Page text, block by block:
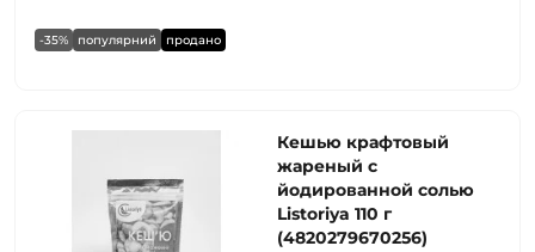
-35% популярний продано
Кешью крафтовый
жареный с
йодированной солью
Listoriya 110 г
(4820279670256)